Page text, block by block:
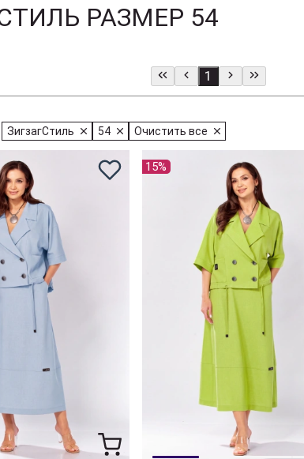
РАЗМЕР 54
1
ЗигзагСтиль 54 Очистить все
15%